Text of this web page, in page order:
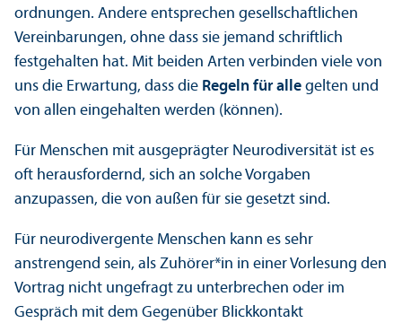
ordnungen. Andere entsprechen gesellschaft­lichen
Vereinbarungen, ohne dass sie jemand schriftlich
festgehalten hat. Mit beiden Arten verbinden viele von
uns die Erwartung, dass die Regeln für alle gelten und
von allen eingehalten werden (können).
Für Menschen mit ausgeprägter Neurodiversität ist es
oft herausfordernd, sich an solche Vorgaben
anzupassen, die von außen für sie gesetzt sind.
Für neurodivergente Menschen kann es sehr
anstrengend sein, als Zuhörer*in in einer Vorlesung den
Vortrag nicht ungefragt zu unter­brechen oder im
Gespräch mit dem Gegenüber Blickkontakt